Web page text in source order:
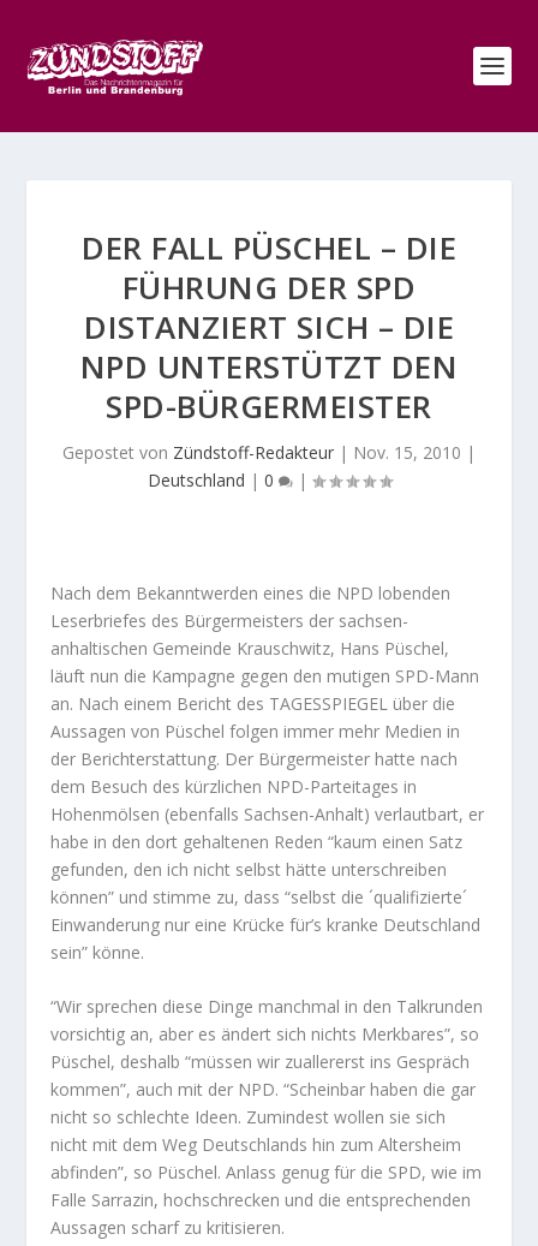
DER FALL PÜSCHEL – DIE
FÜHRUNG DER SPD
DISTANZIERT SICH – DIE
NPD UNTERSTÜTZT DEN
SPD-BÜRGERMEISTER
Gepostet von Zündstoff-Redakteur | Nov. 15, 2010 |
Deutschland | 0 |
Nach dem Bekanntwerden eines die NPD lobenden
Leserbriefes des Bürgermeisters der sachsen-
anhaltischen Gemeinde Krauschwitz, Hans Püschel,
läuft nun die Kampagne gegen den mutigen SPD-Mann
an. Nach einem Bericht des TAGESSPIEGEL über die
Aussagen von Püschel folgen immer mehr Medien in
der Berichterstattung. Der Bürgermeister hatte nach
dem Besuch des kürzlichen NPD-Parteitages in
Hohenmölsen (ebenfalls Sachsen-Anhalt) verlautbart, er
habe in den dort gehaltenen Reden “kaum einen Satz
gefunden, den ich nicht selbst hätte unterschreiben
können” und stimme zu, dass “selbst die ´qualifizierte´
Einwanderung nur eine Krücke für’s kranke Deutschland
sein” könne.
“Wir sprechen diese Dinge manchmal in den Talkrunden
vorsichtig an, aber es ändert sich nichts Merkbares”, so
Püschel, deshalb “müssen wir zuallererst ins Gespräch
kommen”, auch mit der NPD. “Scheinbar haben die gar
nicht so schlechte Ideen. Zumindest wollen sie sich
nicht mit dem Weg Deutschlands hin zum Altersheim
abfinden”, so Püschel. Anlass genug für die SPD, wie im
Falle Sarrazin, hochschrecken und die entsprechenden
Aussagen scharf zu kritisieren.